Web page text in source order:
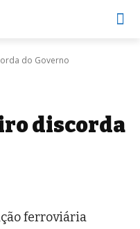
do Governo
discorda
ferroviária